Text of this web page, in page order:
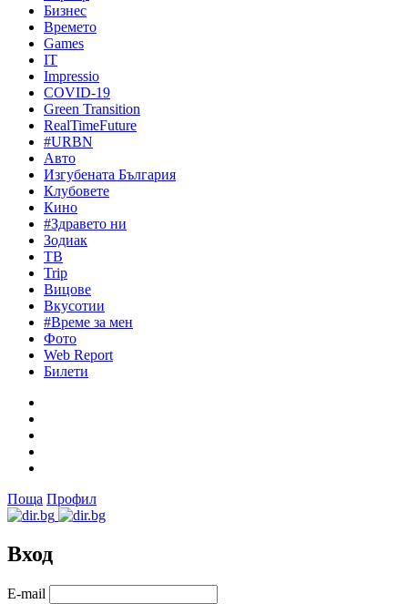
Бизнес
Времето
Games
IT
Impressio
COVID-19
Green Transition
RealTimeFuture
#URBN
Авто
Изгубената България
Клубовете
Кино
#Здравето ни
Зодиак
ТВ
Trip
Вицове
Вкусотии
#Време за мен
Фото
Web Report
Билети
Поща Профил
Вход
Е-mail